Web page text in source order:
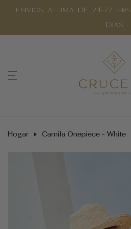
Saltar
contenido
ENVIOS A LIMA DE 24-72
DIAS
Hogar Camila Onepiece - White